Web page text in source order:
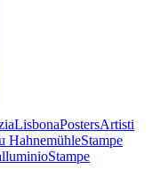
LisbonaPostersArtisti
HahnemühleStampe
Stampe